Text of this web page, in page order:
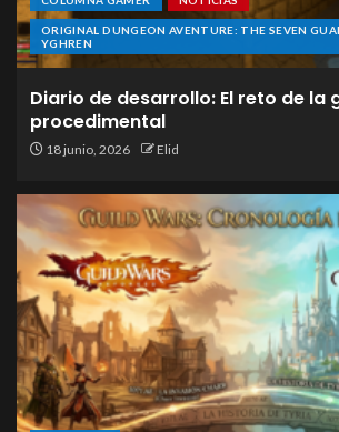
ORIGINAL DUNGEON AVENTURE: THE SEVEN
YGHREN
Diario de desarrollo: El reto de la
procedimental
18 junio, 2026 Elid